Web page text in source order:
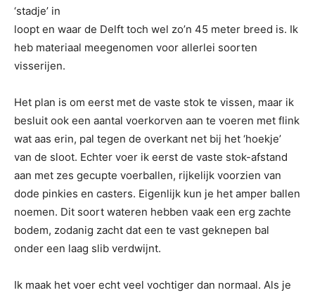
‘stadje’ in
loopt en waar de Delft toch wel zo’n 45 meter breed is. Ik
heb materiaal meegenomen voor allerlei soorten
visserijen.
Het plan is om eerst met de vaste stok te vissen, maar ik
besluit ook een aantal voerkorven aan te voeren met flink
wat aas erin, pal tegen de overkant net bij het ‘hoekje’
van de sloot. Echter voer ik eerst de vaste stok-afstand
aan met zes gecupte voerballen, rijkelijk voorzien van
dode pinkies en casters. Eigenlijk kun je het amper ballen
noemen. Dit soort wateren hebben vaak een erg zachte
bodem, zodanig zacht dat een te vast geknepen bal
onder een laag slib verdwijnt.
Ik maak het voer echt veel vochtiger dan normaal. Als je